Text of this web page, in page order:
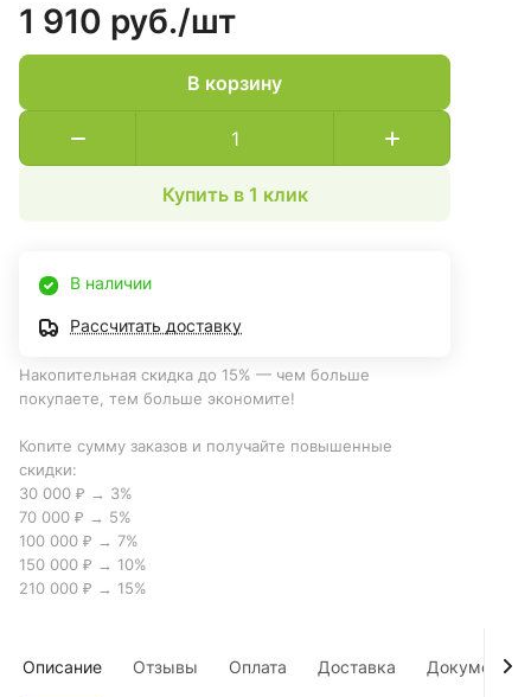
1 910 руб./шт
В корзину
Купить в 1 клик
В наличии
Рассчитать доставку
Накопительная скидка до 15% — чем больше
покупаете, тем больше экономите!
Копите сумму заказов и получайте повышенные
скидки:
30 000 ₽ → 3%
70 000 ₽ → 5%
100 000 ₽ → 7%
150 000 ₽ → 10%
210 000 ₽ → 15%
Описание Отзывы Оплата Доставка Документы